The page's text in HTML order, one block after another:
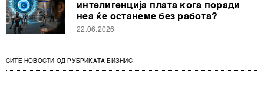
интелигенција плата кога поради
неа ќе останеме без работа?
22.06.2026
СИТЕ НОВОСТИ ОД РУБРИКАТА БИЗНИС